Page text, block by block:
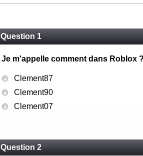
Question 1
Je m'appelle comment dans Roblox
Clement87
Clement90
Clement07
Question 2